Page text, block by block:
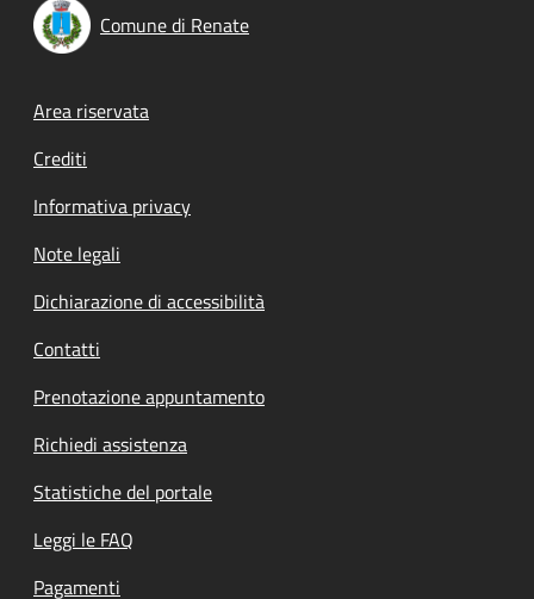
Comune di Renate
Footer menu
Area riservata
Crediti
Informativa privacy
Note legali
Dichiarazione di accessibilità
Contatti
Prenotazione appuntamento
Richiedi assistenza
Statistiche del portale
Leggi le FAQ
Pagamenti